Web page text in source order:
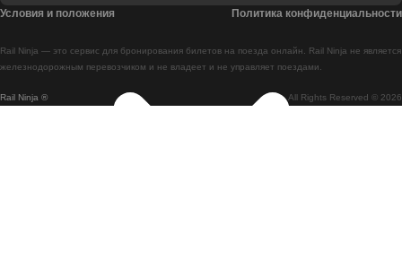
Поезд Лиссабон - Брага
Поезд Брага - Лиссабон
Rail Ninja ® All Rights Reserved © 2026
Rail Ninja — это сервис для бронирования билетов на поезда онлайн. Rail Ninja не является
железнодорожным перевозчиком и не владеет и не управляет поездами.
Условия и положения Политика конфиденциальности